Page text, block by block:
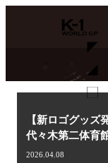
K-
WGP
【新ロゴグッ
代々木第二体育
2026.04.08